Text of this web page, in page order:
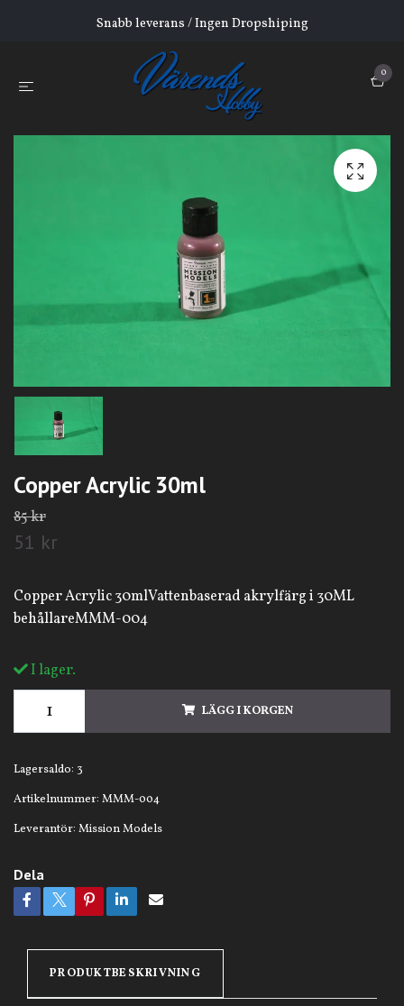
Snabb leverans / Ingen Dropshiping
0
Copper Acrylic 30ml
85 kr
51 kr
Copper Acrylic 30mlVattenbaserad akrylfärg i 30ML
behållareMMM-004
I lager.
LÄGG I KORGEN
Lagersaldo: 3
Artikelnummer: MMM-004
Leverantör: Mission Models
Dela
PRODUKTBESKRIVNING